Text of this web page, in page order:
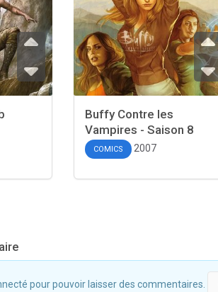
Buffy Contre les
Vampires - Saison 8
COMICS 2007
pour pouvoir laisser des commentaires.